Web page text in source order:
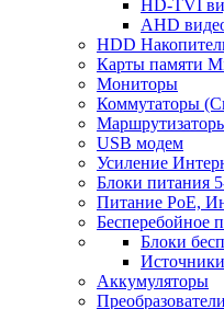
HD-TVI
AHD
HDD
Карты памяти
Мониторы
Коммутаторы
USB модем
Усиление
Блоки питания
Питание PoE,
Бесперебойное
Блоки
Аккумуляторы